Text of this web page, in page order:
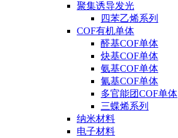
聚集诱导发光
四苯乙烯系列
COF有机单体
醛基COF单体
炔基COF单体
氨基COF单体
氰基COF单体
多官能团COF单体
三蝶烯系列
纳米材料
电子材料